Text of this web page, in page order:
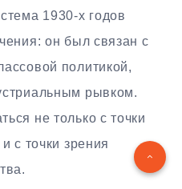
1930-х годов
он был связан с
политикой,
рывком.
не только с точки
с точки зрения